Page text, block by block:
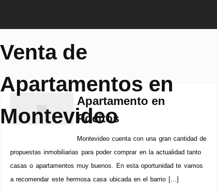
Venta de
Apartamentos en
Montevideo
Apartamento en
Pocitos
Montevideo cuenta con una gran cantidad de
propuestas inmobiliarias para poder comprar en la actualidad tanto
casas o apartamentos muy buenos. En esta oportunidad te vamos
a recomendar este hermosa casa ubicada en el barrio […]